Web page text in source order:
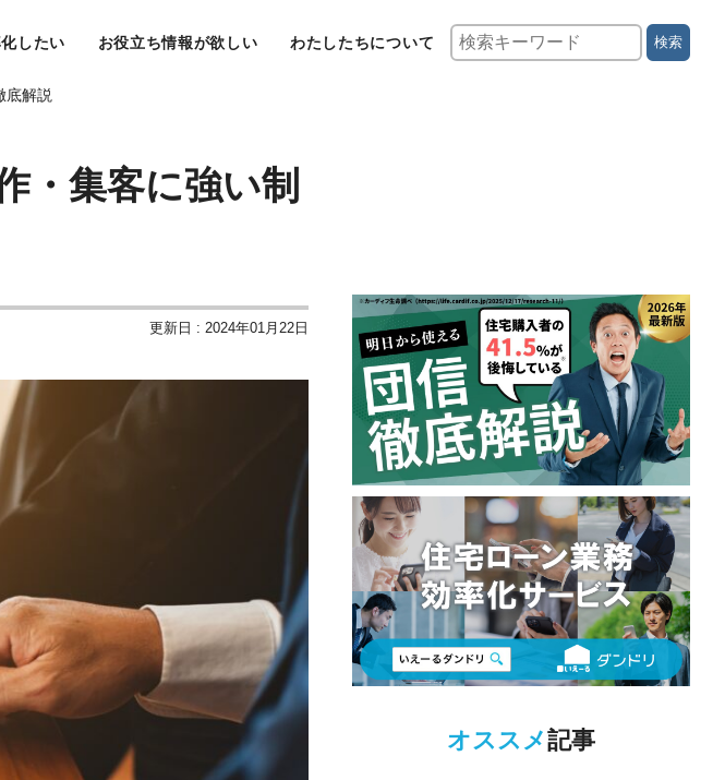
したい お役立ち情報が欲しい わたしたちについて 検索
底解説
・集客に強い制
更新日 : 2024年01月22日
オススメ記事